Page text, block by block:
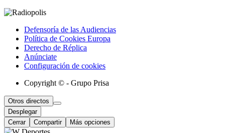
Defensoría de las Audiencias
Política de Cookies Europa
Derecho de Réplica
Anúnciate
Configuración de cookies
Copyright © - Grupo Prisa
Otros directos
Desplegar
Cerrar
Compartir Más opciones